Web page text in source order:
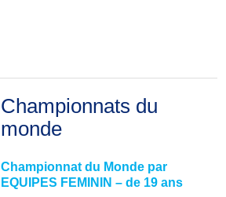
Championnats du
monde
Championnat du Monde par
EQUIPES FEMININ – de 19 ans